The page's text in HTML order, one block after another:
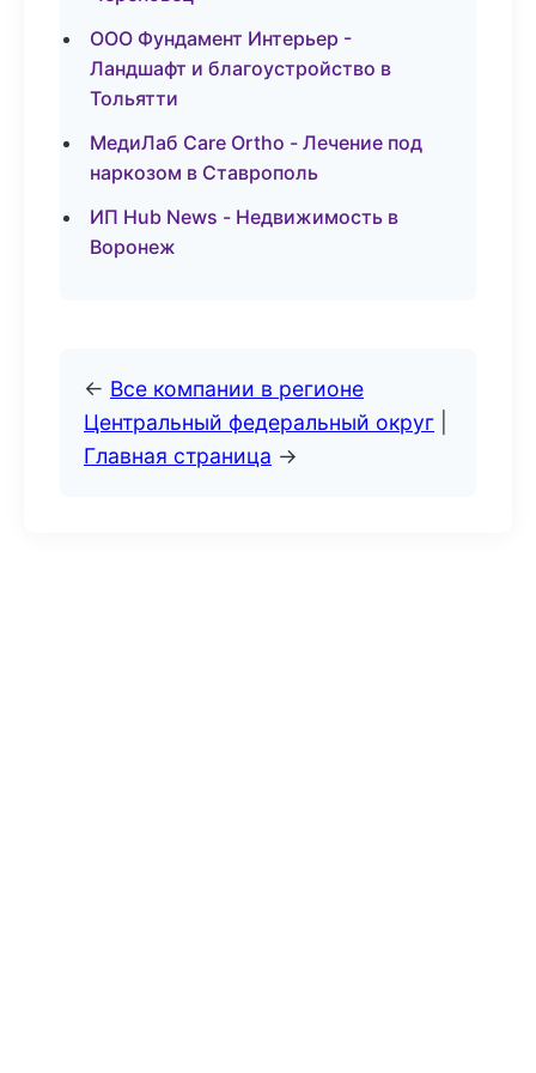
ООО Фундамент Интерьер -
Ландшафт и благоустройство в
Тольятти
МедиЛаб Care Ortho - Лечение под
наркозом в Ставрополь
ИП Hub News - Недвижимость в
Воронеж
← Все компании в регионе
Центральный федеральный округ
Главная страница →